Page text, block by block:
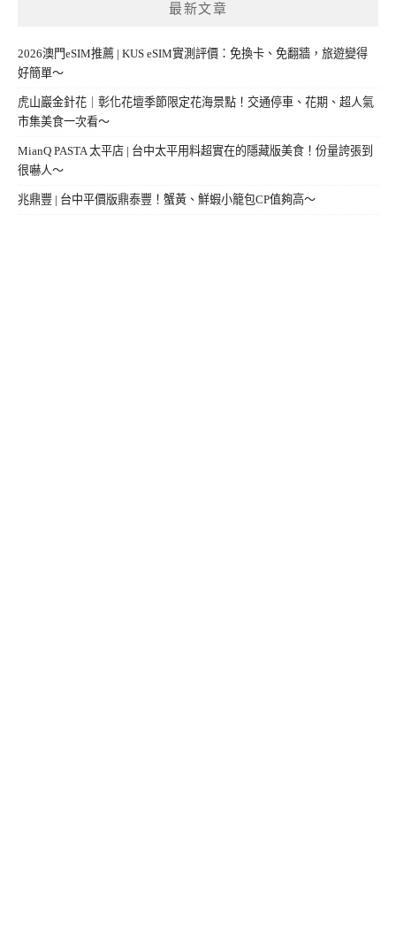
最新文章
2026澳門eSIM推薦 | KUS eSIM實測評價：免換卡、免翻牆，旅遊變得
好簡單～
虎山巖金針花｜彰化花壇季節限定花海景點！交通停車、花期、超人氣
市集美食一次看～
MianQ PASTA 太平店 | 台中太平用料超實在的隱藏版美食！份量誇張到
很嚇人～
兆鼎豐 | 台中平價版鼎泰豐！蟹黃、鮮蝦小籠包CP值夠高～